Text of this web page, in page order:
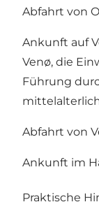
Abfahrt von
Ankunft auf
Venø, die
Führung
Abfahrt von
Ankunft im
Praktische